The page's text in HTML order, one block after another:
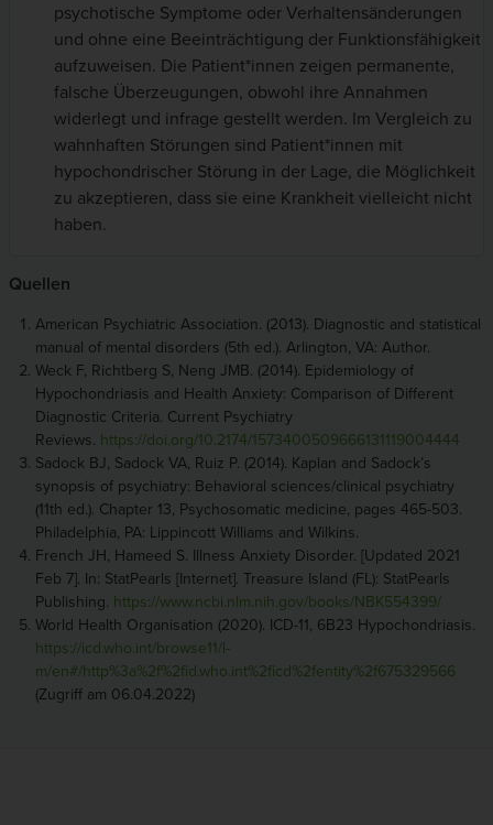
psychotische Symptome oder Verhaltensänderungen
und ohne eine Beeinträchtigung der Funktionsfähigkeit
aufzuweisen. Die Patient*innen zeigen permanente,
falsche Überzeugungen, obwohl ihre Annahmen
widerlegt und infrage gestellt werden. Im Vergleich zu
wahnhaften Störungen sind Patient*innen mit
hypochondrischer Störung in der Lage, die Möglichkeit
zu akzeptieren, dass sie eine Krankheit vielleicht nicht
haben.
Quellen
American Psychiatric Association. (2013). Diagnostic and statistical
manual of mental disorders (5th ed.). Arlington, VA: Author.
Weck F, Richtberg S, Neng JMB. (2014). Epidemiology of
Hypochondriasis and Health Anxiety: Comparison of Different
Diagnostic Criteria. Current Psychiatry
Reviews. https://doi.org/10.2174/1573400509666131119004444
Sadock BJ, Sadock VA, Ruiz P. (2014). Kaplan and Sadock’s
synopsis of psychiatry: Behavioral sciences/clinical psychiatry
(11th ed.). Chapter 13, Psychosomatic medicine, pages 465-503.
Philadelphia, PA: Lippincott Williams and Wilkins.
French JH, Hameed S. Illness Anxiety Disorder. [Updated 2021
Feb 7]. In: StatPearls [Internet]. Treasure Island (FL): StatPearls
Publishing. https://www.ncbi.nlm.nih.gov/books/NBK554399/
World Health Organisation (2020). ICD-11, 6B23 Hypochondriasis.
https://icd.who.int/browse11/l-
m/en#/http%3a%2f%2fid.who.int%2ficd%2fentity%2f675329566
(Zugriff am 06.04.2022)